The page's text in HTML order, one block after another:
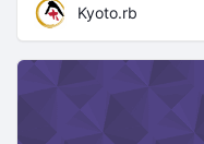
Kyoto.rb